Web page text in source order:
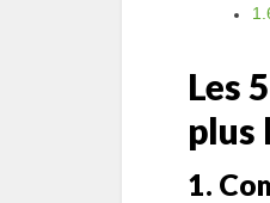
Les
plus
1.